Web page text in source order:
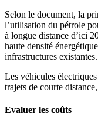
Selon le document, la
l’utilisation du pétrole
à longue distance d’ici
haute densité
infrastructures existantes.
Les véhicules
trajets de courte
Evaluer les coûts